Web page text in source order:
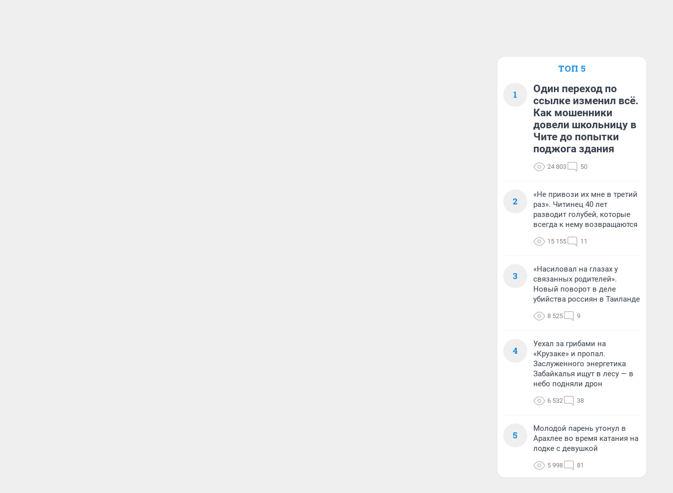
ТОП 5
1
Один переход по
ссылке изменил всё.
Как мошенники
довели школьницу в
Чите до попытки
поджога здания
24 803 50
2
«Не привози их мне в третий
раз». Читинец 40 лет
разводит голубей, которые
всегда к нему возвращаются
15 155 11
3
«Насиловал на глазах у
связанных родителей».
Новый поворот в деле
убийства россиян в Таиланде
8 525 9
4
Уехал за грибами на
«Крузаке» и пропал.
Заслуженного энергетика
Забайкалья ищут в лесу — в
небо подняли дрон
6 532 38
5
Молодой парень утонул в
Арахлее во время катания на
лодке с девушкой
5 998 81